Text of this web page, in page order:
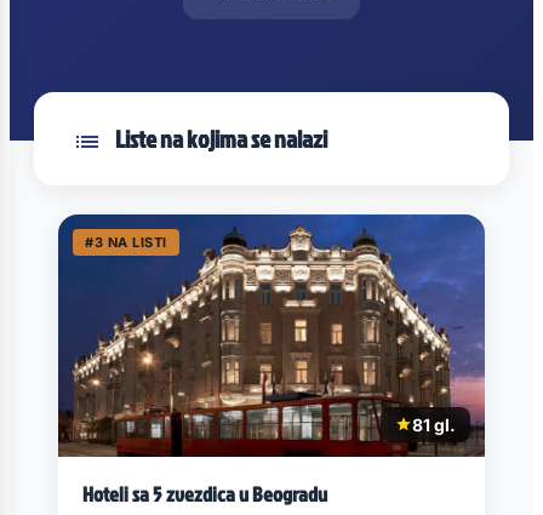
Liste na kojima se nalazi
#3 NA LISTI
81 gl.
Hoteli sa 5 zvezdica u Beogradu